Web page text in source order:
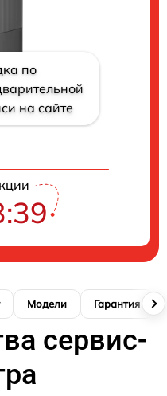
по
на сайте
Модели Гарантия
сервис-